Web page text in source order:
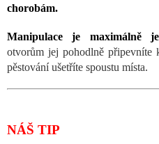
chorobám.
Manipulace je maximálně
otvorům jej pohodlně
pěstování ušetříte spoustu místa.
NÁŠ TIP